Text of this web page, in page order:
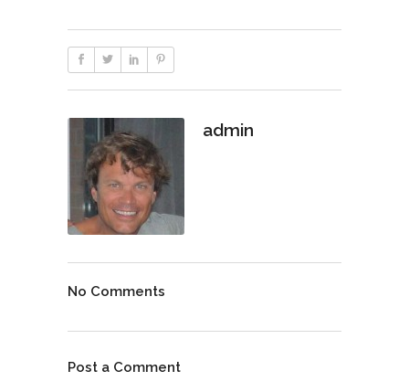
admin
No Comments
Post a Comment